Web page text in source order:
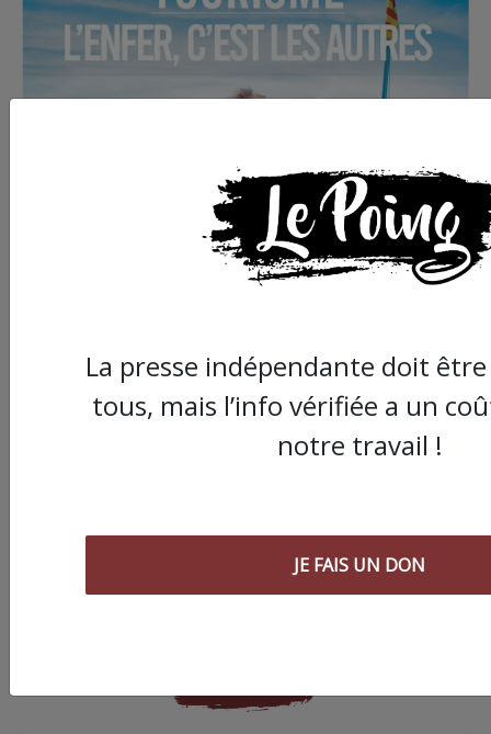
La presse indépendante doit être
tous, mais l’info vérifiée a un
notre travail !
JE FAIS UN DON